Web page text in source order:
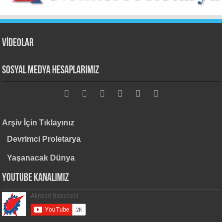
VİDEOLAR
Sosyal Medya Hesaplarımız
Arşiv İçin Tıklayınız
Devrimci Proletarya
Yaşanacak Dünya
Youtube Kanalımız